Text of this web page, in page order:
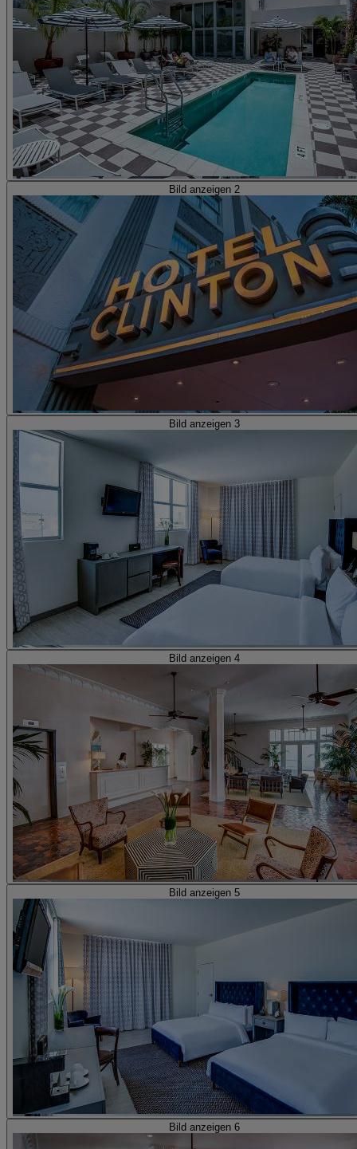
Bild anzeigen 2
Bild anzeigen 3
Bild anzeigen 4
Bild anzeigen 5
Bild anzeigen 6